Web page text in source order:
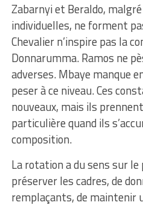
Zabarnyi et Beraldo,
individuelles, ne forment
Chevalier n’inspire pas la
Donnarumma. Ramos ne
adverses. Mbaye manque
peser à ce niveau. Ces
nouveaux, mais ils
particulière quand ils
composition.
La rotation a du sens sur
préserver les cadres, de
remplaçants, de maintenir